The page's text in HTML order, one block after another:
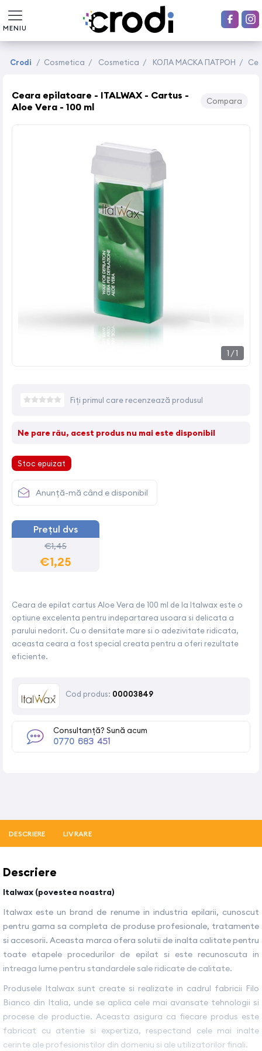
MENIU
Crodi / Cosmetica / Cosmetica / КОЛА МАСКА ПАТРОН /
Ceara epilatoare - ITALWAX - Cartus -
Aloe Vera - 100 ml
Compara
1 /1
Ceara de epilat cartus Aloe Vera de 100 ml de la Italwax este o
optiune excelenta pentru indepartarea usoara si delicata a
parului nedorit. Cu o densitate mare si o adezivitate ridicata,
aceasta ceara a fost special creata pentru a oferi rezultate
eficiente.
Cod produs: 00003849
Consultanță? Sună acum
0770 683 451
Fiți primul care recenzează produsul
Ne pare rău, acest produs nu mai este disponibil
Stoc epuizat
Anunță-mă când e disponibil
Prețul dvs
€1,45
€1,25
DESCRIERE LIVRARE
Descriere
Italwax (povestea noastra)
Italwax este un brand de renume in industria epilarii, cunoscut
pentru gama sa completa de produse profesionale, tratamente
si accesorii. Aceasta marca ofera solutii de inalta calitate pentru
toate etapele procedurilor de epilat si este recunoscuta in
intreaga lume pentru standardele sale ridicate de calitate.
Produsele Italwax sunt create si realizate in cadrul fabricii Filo
Bianco din Italia, unde se aplica cele mai avansate tehnologii si
procese de productie. Aceasta asigura ca fiecare produs este
fabricat cu atentie si expertiza, respectand cele mai inalte
cerinte ale profesionistilor din domeniu si ale utilizatorilor finali.